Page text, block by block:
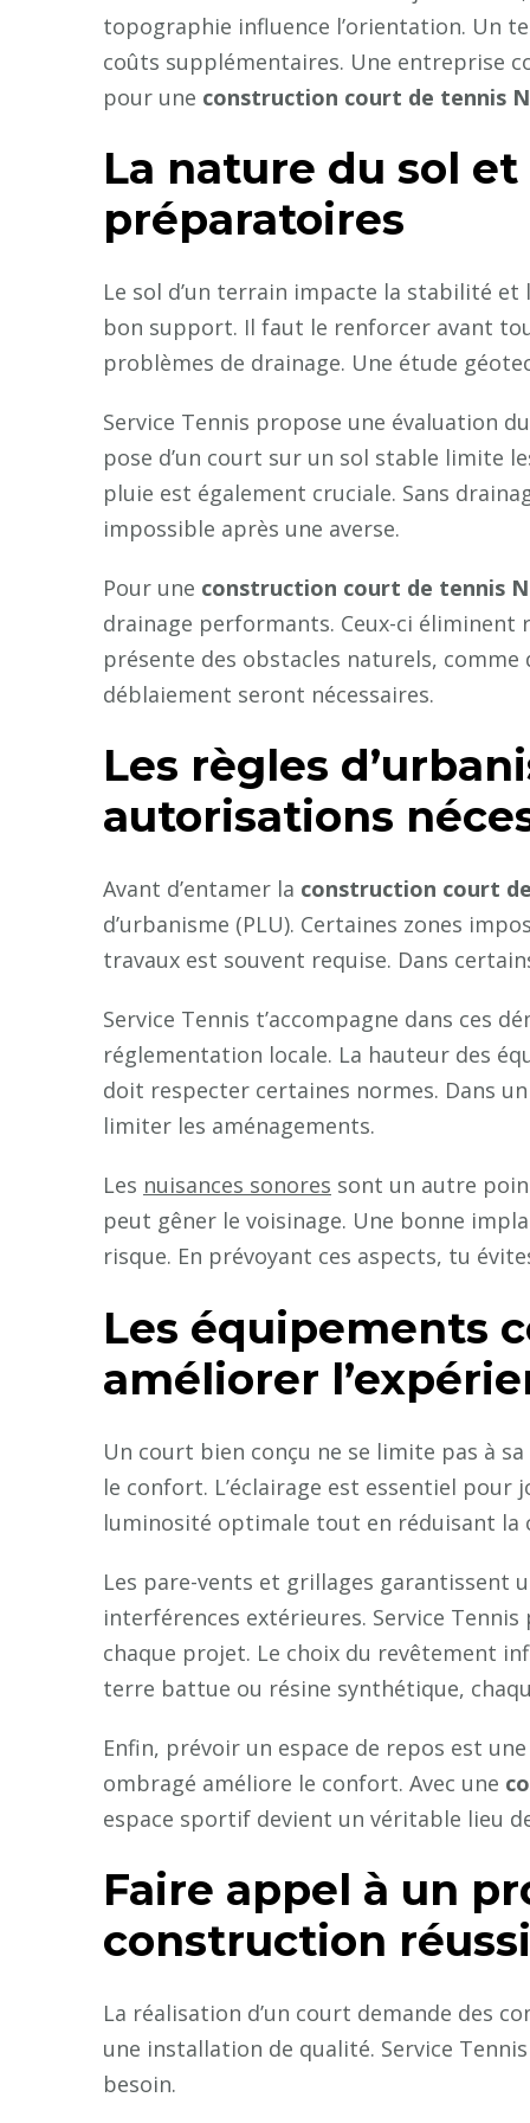
topographie influence l’orientation. Un
coûts supplémentaires. Une entreprise
pour une construction court de tennis
La nature du sol
préparatoires
Le sol d’un terrain impacte la stabilité
bon support. Il faut le renforcer avant
problèmes de drainage. Une étude
Service Tennis propose une évaluation
pose d’un court sur un sol stable limite
pluie est également cruciale. Sans
impossible après une averse.
Pour une construction court de tennis
drainage performants. Ceux-ci éliminent
présente des obstacles naturels,
déblaiement seront nécessaires.
Les règles
autorisations
Avant d’entamer la construction court
d’urbanisme (PLU). Certaines zones
travaux est souvent requise. Dans
Service Tennis t’accompagne dans ces
réglementation locale. La hauteur des
doit respecter certaines normes. Dans
limiter les aménagements.
Les nuisances sonores sont un autre
peut gêner le voisinage. Une bonne
risque. En prévoyant ces aspects, tu
Les équipements
améliorer
Un court bien conçu ne se limite pas à
le confort. L’éclairage est essentiel
luminosité optimale tout en réduisant la
Les pare-vents et grillages garantissent
interférences extérieures. Service
chaque projet. Le choix du revêtement
terre battue ou résine synthétique,
Enfin, prévoir un espace de repos est
ombragé améliore le confort. Avec une
espace sportif devient un véritable lieu
Faire appel à un
construction
La réalisation d’un court demande des
une installation de qualité. Service
besoin.